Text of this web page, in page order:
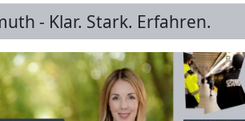
- Klar. Stark. Erfahren.